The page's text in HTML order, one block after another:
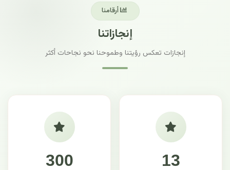
أرقامنا
إنجازاتنا
إنجازات تعكس رؤيتنا وطموحنا نحو نجاحات أكثر
13
300